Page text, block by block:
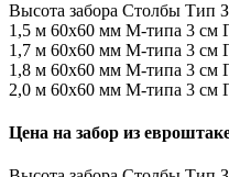
Высота забора Столбы Тип
1,5 м 60х60 мм М-типа 3 см
1,7 м 60х60 мм М-типа 3 см
1,8 м 60х60 мм М-типа 3 см
2,0 м 60х60 мм М-типа 3 см
Цена на забор из